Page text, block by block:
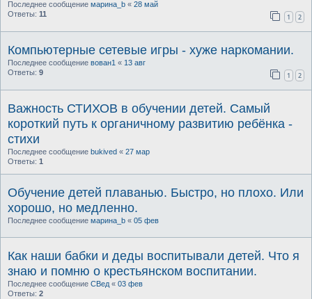
Последнее сообщение марина_b « 28 май
Ответы: 11 1 2
Компьютерные сетевые игры - хуже наркомании.
Последнее сообщение вован1 « 13 авг
Ответы: 9 1 2
Важность СТИХОВ в обучении детей. Самый
короткий путь к органичному развитию ребёнка -
стихи
Последнее сообщение bukived « 27 мар
Ответы: 1
Обучение детей плаванью. Быстро, но плохо. Или
хорошо, но медленно.
Последнее сообщение марина_b « 05 фев
Как наши бабки и деды воспитывали детей. Что я
знаю и помню о крестьянском воспитании.
Последнее сообщение СВед « 03 фев
Ответы: 2